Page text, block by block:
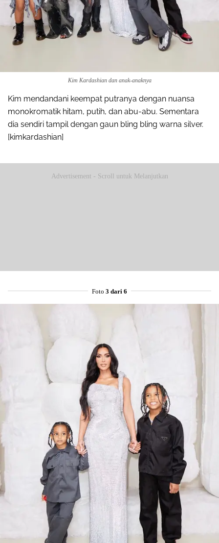
Kim Kardashian dan anak-anaknya
Kim mendandani keempat putranya dengan nuansa
monokromatik hitam, putih, dan abu-abu. Sementara
dia sendiri tampil dengan gaun bling bling warna silver.
[kimkardashian]
Advertisement - Scroll untuk Melanjutkan
Foto 3 dari 6